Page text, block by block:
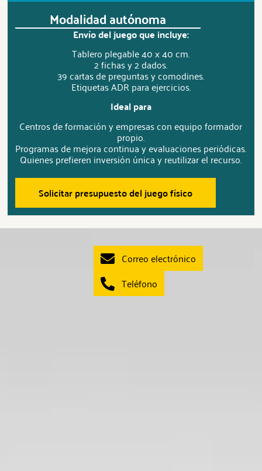
Modalidad autónoma
Envío del juego que incluye:
Tablero plegable 40 x 40 cm.
2 fichas y 2 dados.
39 cartas de preguntas y comodines.
Etiquetas ADR para ejercicios.
Ideal para
Centros de formación y empresas con equipo formador
propio.
Programas de mejora continua y evaluaciones periódicas.
Quienes prefieren inversión única y reutilizar el recurso.
Solicitar presupuesto del juego físico
Correo electrónico
Teléfono